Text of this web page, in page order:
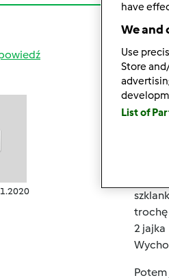
pon.,
Sporo
trochę
2 jajka
have
We and
Use
Store
List of